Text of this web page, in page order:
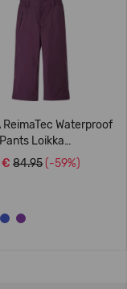
ReimaTec Waterproof
Loikka
€ 84.95 (-59%)